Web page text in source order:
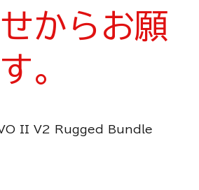
からお願
。
II V2 Rugged Bundle